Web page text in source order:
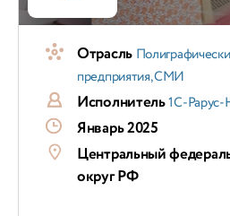
Отрасль
предприятия, СМИ
Исполнитель1С-
Январь 2025
Центральный
округ РФ